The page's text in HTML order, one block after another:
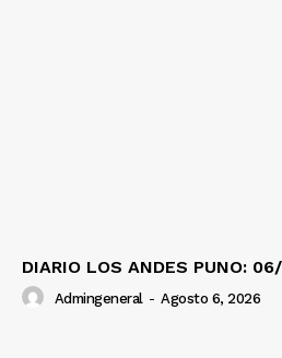
DIARIO LOS ANDES PUNO:
Admingeneral - Agosto 6, 2026